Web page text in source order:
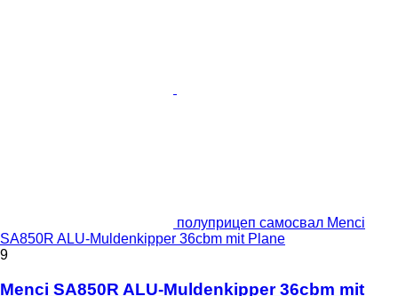
полуприцеп самосвал Menci
SA850R ALU-Muldenkipper 36cbm mit Plane
9
Menci SA850R ALU-Muldenkipper 36cbm mit